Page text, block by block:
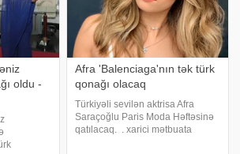
oldu -
Afra 'Balenciaga'nın tək türk
qonağı olacaq
Türkiyəli sevilən aktrisa Afra
Saraçoğlu Paris Moda Həftəsinə
qatılacaq. . xarici mətbuata